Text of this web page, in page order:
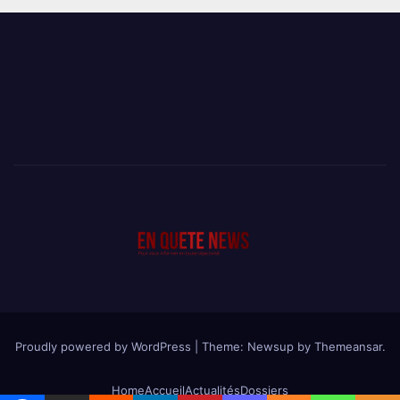
Proudly powered by WordPress Theme: Newsup by Themeansar.
HomeAccueilActualitésDossiers